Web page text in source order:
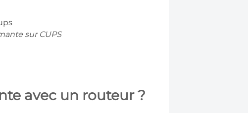
sur CUPS
avec un routeur ?